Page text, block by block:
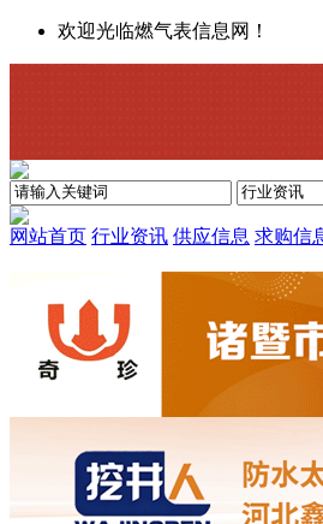
欢迎光临燃气表信息网！
网站首页 行业资讯 供应信息 求购信